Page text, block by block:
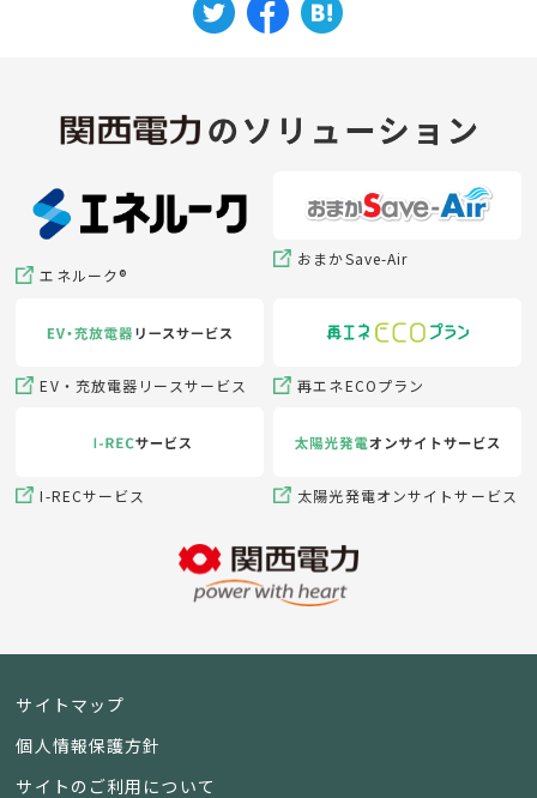
エネルーク®
おまかSave-Air
EV・充放電器リースサービス 再エネECOプラン
I-RECサービス 太陽光発電オンサイトサービス
サイトマップ
個人情報保護方針
サイトのご利用について